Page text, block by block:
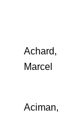
Achard,
Marcel
Aciman,